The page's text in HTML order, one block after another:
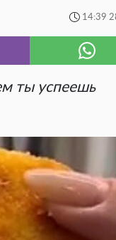
14:39
ты успеешь